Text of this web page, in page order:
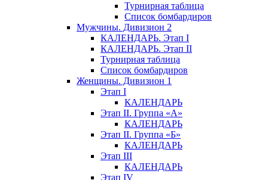
Турнирная таблица
Список бомбардиров
Мужчины. Дивизион 2
КАЛЕНДАРЬ. Этап I
КАЛЕНДАРЬ. Этап II
Турнирная таблица
Список бомбардиров
Женщины. Дивизион 1
Этап I
КАЛЕНДАРЬ
Этап II. Группа «А»
КАЛЕНДАРЬ
Этап II. Группа «Б»
КАЛЕНДАРЬ
Этап III
КАЛЕНДАРЬ
Этап IV